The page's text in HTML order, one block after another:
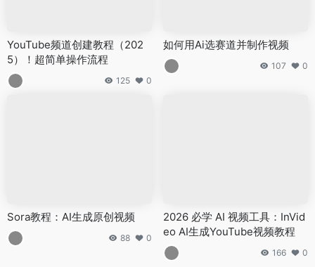
YouTube频道创建教程（202
5）！超简单操作流程
125 0
如何用Ai选赛道并制作视频
107 0
Sora教程：AI生成原创视频
88 0
2026 必学 AI 视频工具：InVid
eo AI生成YouTube视频教程
166 0